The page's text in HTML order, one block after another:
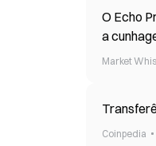
O Echo
a
Market
Coinpedia